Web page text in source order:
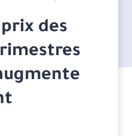
des